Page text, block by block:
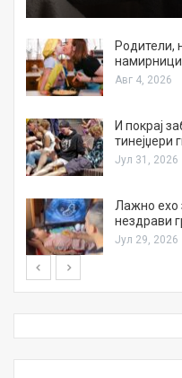
Родители,
Авг 4, 2026
И покрај
тинејџери
Јул 31, 2026
Лажно ехо
нездрави
Јул 29, 2026